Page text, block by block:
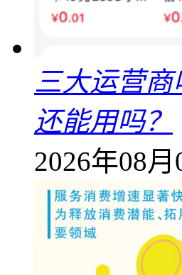
三大运营
还能用吗？
2026年08